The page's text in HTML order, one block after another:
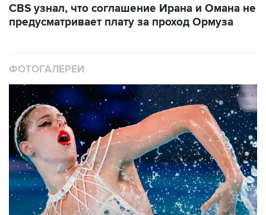
CBS узнал, что соглашение Ирана и Омана не
предусматривает плату за проход Ормуза
ФОТОГАЛЕРЕИ